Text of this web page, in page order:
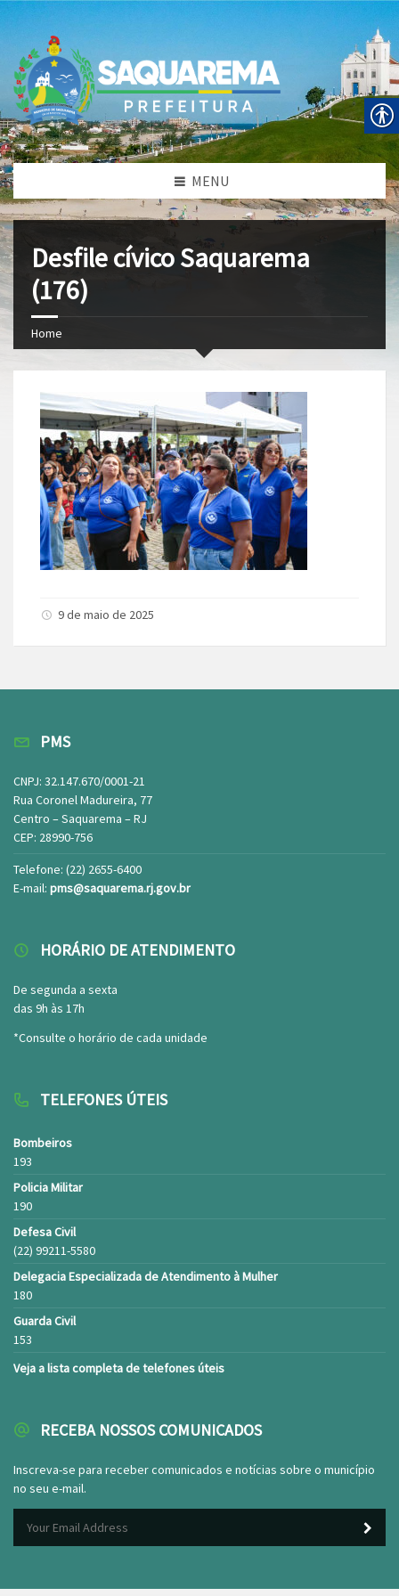
MENU
Desfile cívico Saquarema
(176)
Home
9 de maio de 2025
PMS
CNPJ: 32.147.670/0001-21
Rua Coronel Madureira, 77
Centro – Saquarema – RJ
CEP: 28990-756
Telefone: (22) 2655-6400
E-mail: pms@saquarema.rj.gov.br
HORÁRIO DE ATENDIMENTO
De segunda a sexta
das 9h às 17h
*Consulte o horário de cada unidade
TELEFONES ÚTEIS
Bombeiros
193
Policia Militar
190
Defesa Civil
(22) 99211-5580
Delegacia Especializada de Atendimento à Mulher
180
Guarda Civil
153
Veja a lista completa de telefones úteis
RECEBA NOSSOS COMUNICADOS
Inscreva-se para receber comunicados e notícias sobre o município
no seu e-mail.